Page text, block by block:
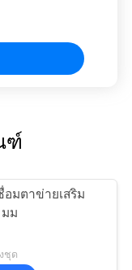
ฑ์
อมตาข่ายเสริม
มม
ชุด